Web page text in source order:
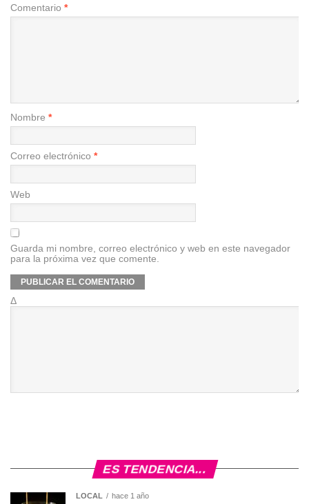
Comentario *
Nombre *
Correo electrónico *
Web
Guarda mi nombre, correo electrónico y web en este navegador
para la próxima vez que comente.
Δ
ES TENDENCIA...
LOCAL hace 1 año